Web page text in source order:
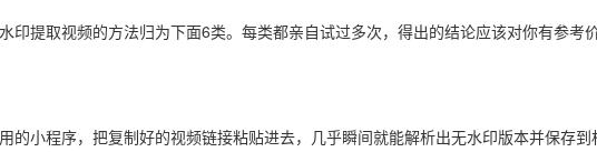
印提取视频的方法归为下面6类。每类都亲自试过多次，得出的结论应该对你有参考
的小程序，把复制好的视频链接粘贴进去，几乎瞬间就能解析出无水印版本并保存到